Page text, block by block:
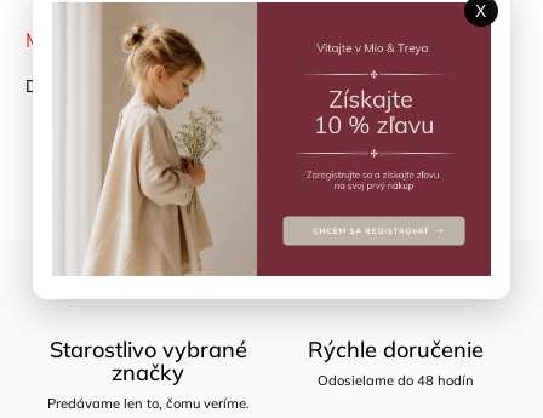
MOMENTÁLNE NEDOSTUPNÉ
Detailné informácie
Opýtať sa
Starostlivo vybrané
značky
Predávame len to, čomu veríme.
Rýchle doručenie
Odosielame do 48 hodín
X